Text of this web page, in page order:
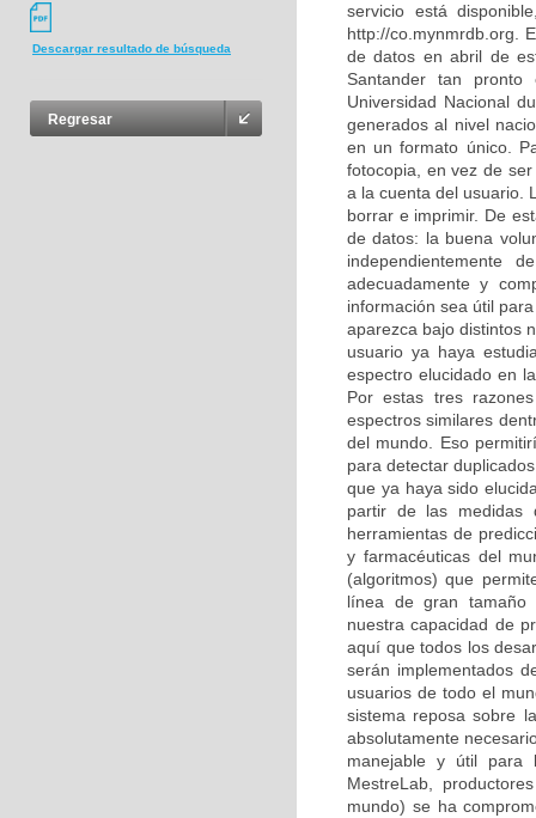
Descargar resultado de búsqueda
Regresar
servicio está
http://co.mynmrdb.org.
de datos en abril de
Santander tan
Universidad Nacional
generados al nivel
en un formato único.
fotocopia, en vez de
a la cuenta del usuario.
borrar e imprimir. De
de datos: la buena
independientemente
adecuadamente y
información sea útil
aparezca bajo distintos
usuario ya haya
espectro elucidado en
Por estas tres
espectros similares
del mundo. Eso
para detectar
que ya haya sido
partir de las medidas
herramientas de
y farmacéuticas del
(algoritmos) que
línea de gran tamaño
nuestra capacidad de
aquí que todos los
serán implementados
usuarios de todo el
sistema reposa sobre
absolutamente
manejable y útil para
MestreLab,
mundo) se ha